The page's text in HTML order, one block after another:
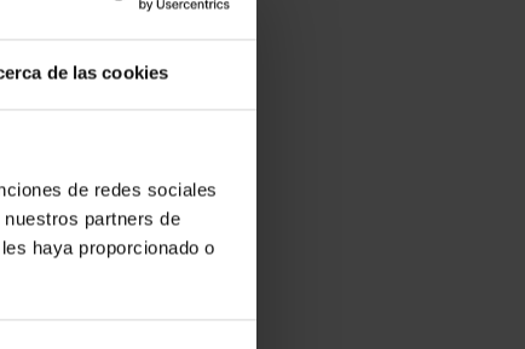
de las cookies
de redes sociales
partners de
haya proporcionado o